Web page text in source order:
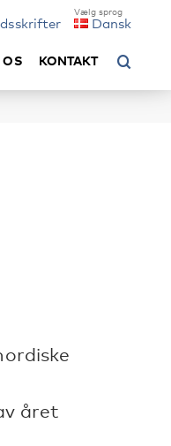
Dansk
OS KONTAKT
året